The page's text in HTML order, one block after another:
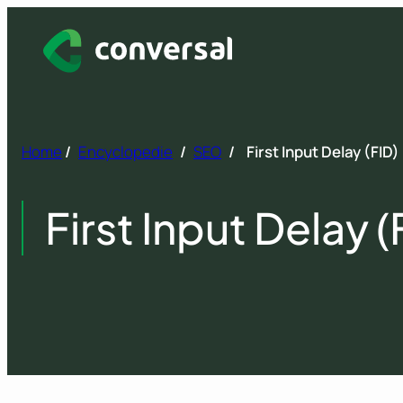
Home / Encyclopedie / SEO / First Input Delay (FID)
First Input Delay